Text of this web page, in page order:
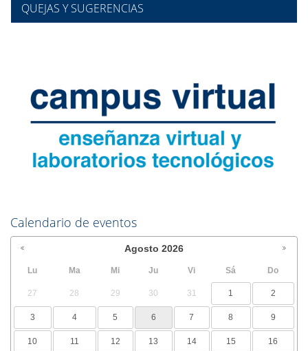
QUEJAS Y SUGERENCIAS
Calendario de eventos
Agosto 2026
Lu Ma Mi Ju Vi Sá Do
27 28 29 30 31 1 2
3 4 5 6 7 8 9
10 11 12 13 14 15 16